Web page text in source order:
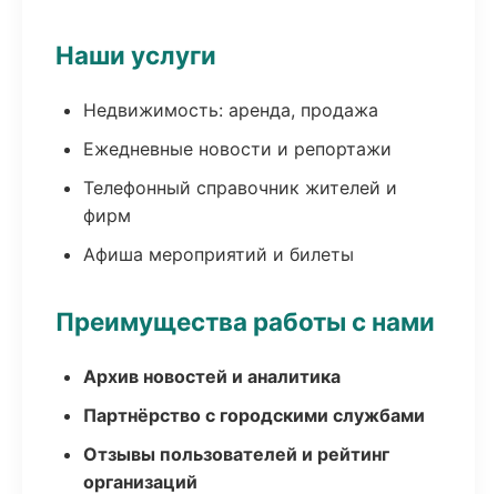
Наши услуги
Недвижимость: аренда, продажа
Ежедневные новости и репортажи
Телефонный справочник жителей и
фирм
Афиша мероприятий и билеты
Преимущества работы с нами
Архив новостей и аналитика
Партнёрство с городскими службами
Отзывы пользователей и рейтинг
организаций